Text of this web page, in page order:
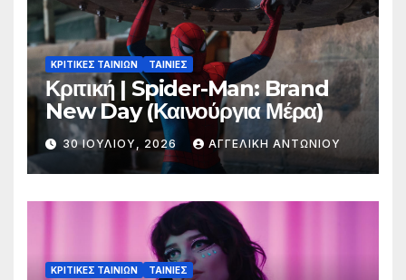
ΚΡΙΤΙΚΕΣ ΤΑΙΝΙΩΝ ΤΑΙΝΙΕΣ
Κριτική | Spider-Man: Brand
New Day (Καινούργια Μέρα)
30 ΙΟΥΛΊΟΥ, 2026 ΑΓΓΕΛΙΚΉ ΑΝΤΩΝΊΟΥ
ΚΡΙΤΙΚΕΣ ΤΑΙΝΙΩΝ ΤΑΙΝΙΕΣ